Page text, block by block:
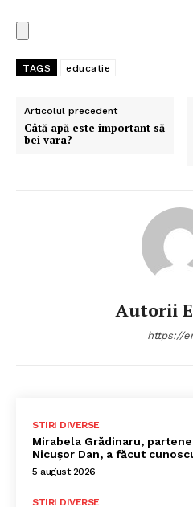
TAGS educatie
Articolul precedent
Câtă apă este important să
bei vara?
Autorii
https://
STIRI DIVERSE
Mirabela Grădinaru,
Nicușor Dan, a făcut
5 august 2026
STIRI DIVERSE